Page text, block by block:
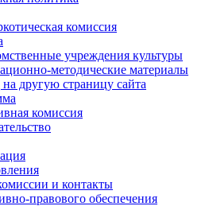
комиссия
учреждения культуры
методические материалы
другую страницу сайта
комиссия
и контакты
правового обеспечения